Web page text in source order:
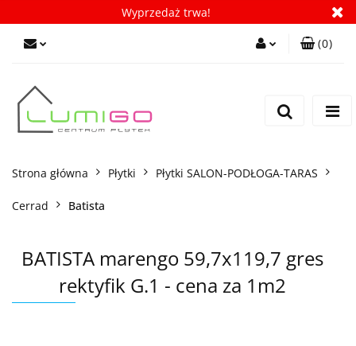
Wyprzedaż trwa!
(0)
Strona główna Płytki Płytki SALON-PODŁOGA-TARAS
Cerrad Batista
BATISTA marengo 59,7x119,7 gres
rektyfik G.1 - cena za 1m2